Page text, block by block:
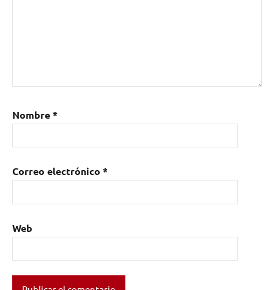
Nombre*
Correo electrónico *
Web